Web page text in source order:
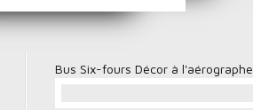
Bus Six-fours Décor à l'aérographe